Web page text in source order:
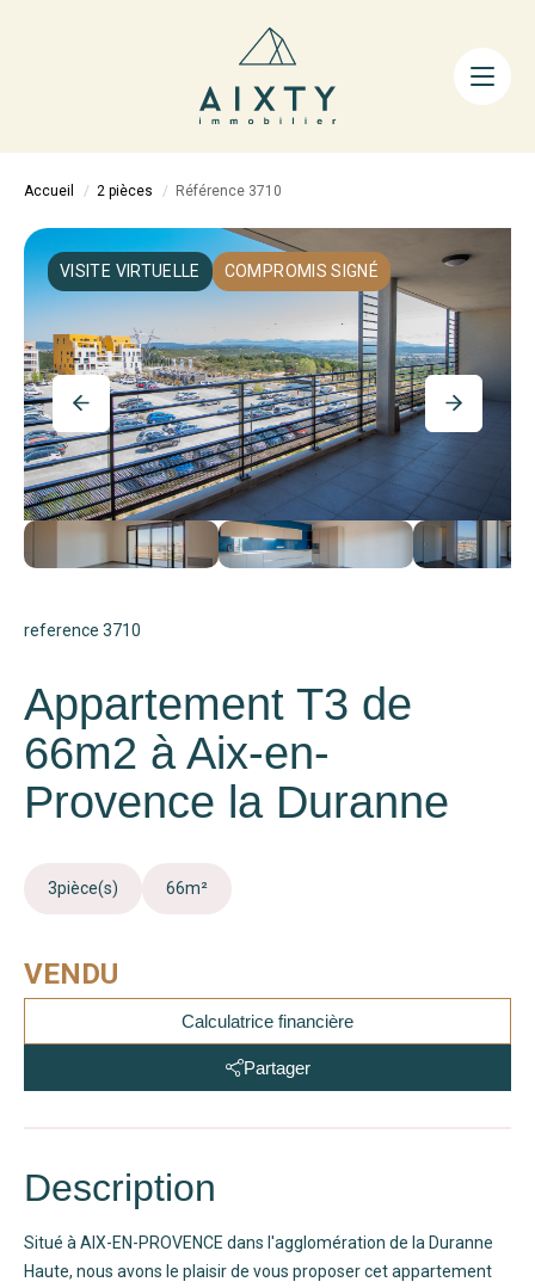
ACHETER
LA MÉTHODE
AIXTY & VOUS
Nos Agences
Nos Équipes
Nos Tarifs
Nos Biens Vendus
Notre City Guide
Accueil 2 pièces Référence 3710
VISITE VIRTUELLE COMPROMIS SIGNÉ
reference 3710
Appartement T3 de
66m2 à Aix-en-
Provence la Duranne
3pièce(s) 66m²
VENDU
Calculatrice financière
Partager
Description
Situé à AIX-EN-PROVENCE dans l'agglomération de la Duranne
Haute, nous avons le plaisir de vous proposer cet appartement